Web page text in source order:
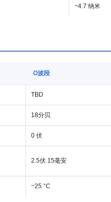
~4.7 纳米
O波段
TBD
18分贝
0 伏
2.5伏 15毫安
~25 °C